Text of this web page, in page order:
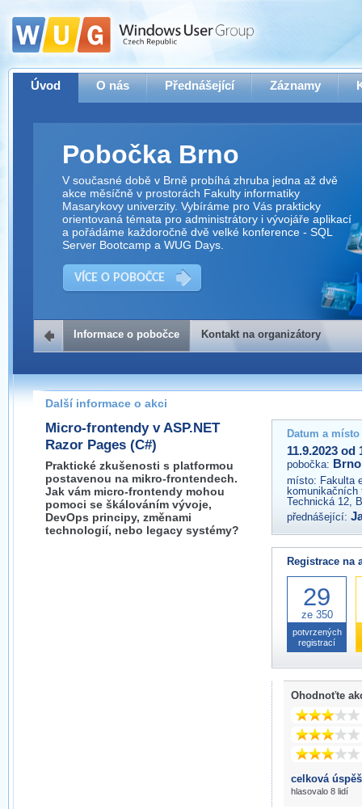
Úvod O nás Přednášející Záznamy
Pobočka Brno
V současné době v Brně probíhá zhruba jedna až dvě
akce měsíčně v prostorách Fakulty informatiky
Masarykovy univerzity. Vybíráme pro Vás prakticky
orientovaná témata pro administrátory i vývojáře aplikací
a pořádáme každoročně dvě velké konference - SQL
Server Bootcamp a WUG Days.
VÍCE O POBOČCE
Kontakt na organizátory
Pokud máte jakýkoliv dotaz na organizátory této akce,
prosím neváhejte nás kontaktovat na e-mailu:
brno@wug.cz
Informace o pobočce Kontakt na organizátory
Další informace o akci
Micro-frontendy v ASP.NET
Razor Pages (C#)
Praktické zkušenosti s platformou
postavenou na mikro-frontendech.
Jak vám micro-frontendy mohou
pomoci se škálováním vývoje,
DevOps principy, změnami
technologií, nebo legacy systémy?
Datum a
11.9.2023 od
pobočka: Brno
místo: Fakulta
Technická 12,
přednášející:
Registrace na
29
ze 350
potvrzených
registrací
Ohodnoťte
celková
hlasovalo 8 lidí